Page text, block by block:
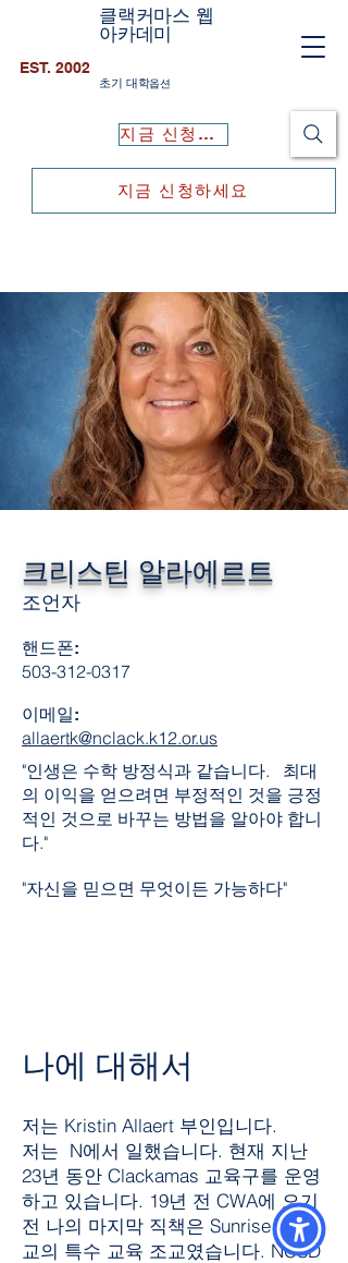
클랙커마스 웹
아카데미
초기 대학옵션
EST. 2002
지금 신청하세요
지금 신청하세요
크리스틴 알라에르트
조언자
핸드폰:
503-312-0317
이메일:
allaertk@nclack.k12.or.us
"인생은 수학 방정식과 같습니다. 최대
의 이익을 얻으려면 부정적인 것을 긍정
적인 것으로 바꾸는 방법을 알아야 합니
다."
"자신을 믿으면 무엇이든 가능하다"
나에 대해서
저는 Kristin Allaert 부인입니다.
저는 N에서 일했습니다. 현재 지난
23년 동안 Clackamas 교육구를 운영
하고 있습니다. 19년 전 CWA에 오기
전 나의 마지막 직책은 Sunrise 중학
교의 특수 교육 조교였습니다. NCSD